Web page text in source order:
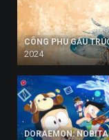
CÔNG PHU GẤU
2024
DORAEMON: